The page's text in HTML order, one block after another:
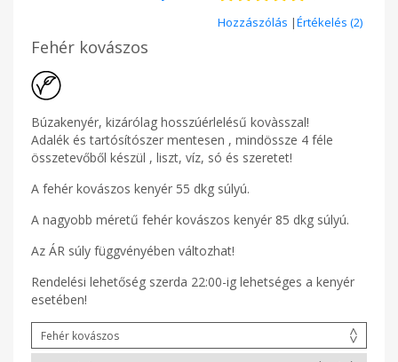
Hozzászólás |Értékelés (2)
Fehér kovászos
Búzakenyér, kizárólag hosszúérlelésű kovàsszal!
Adalék és tartósítószer mentesen , mindössze 4 féle
összetevőből készül , liszt, víz, só és szeretet!
A fehér kovászos kenyér 55 dkg súlyú.
A nagyobb méretű fehér kovászos kenyér 85 dkg súlyú.
Az ÁR súly függvényében változhat!
Rendelési lehetőség szerda 22:00-ig lehetséges a kenyér
esetében!